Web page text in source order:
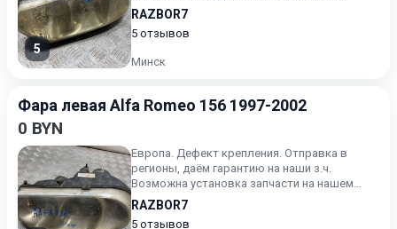
5
артикул зч
RAZBOR7
5 отзывов
Минск
Фара левая Alfa Romeo 156 1997-2002
0 BYN
Европа. Дефект крепления. Отправка в
регионы, даём гарантию на наши з.ч.
Возможна установка запчасти на нашем
СТО, будьте готовы назвать арт...
RAZBOR7
5 отзывов